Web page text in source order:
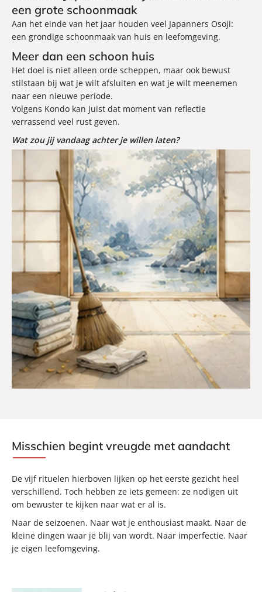
een grote schoonmaak
Aan het einde van het jaar houden veel Japanners Osoji:
een grondige schoonmaak van huis en leefomgeving.
Meer dan een schoon huis
Het doel is niet alleen orde scheppen, maar ook bewust
stilstaan bij wat je wilt afsluiten en wat je wilt meenemen
naar een nieuwe periode.
Volgens Kondo kan juist dat moment van reflectie
verrassend veel rust geven.
Wat zou jij vandaag achter je willen laten?
Misschien begint vreugde met aandacht
De vijf rituelen hierboven lijken op het eerste gezicht heel
verschillend. Toch hebben ze iets gemeen: ze nodigen uit
om bewuster te kijken naar wat er al is.
Naar de seizoenen. Naar wat je enthousiast maakt. Naar de
kleine dingen waar je blij van wordt. Naar imperfectie. Naar
je eigen leefomgeving.